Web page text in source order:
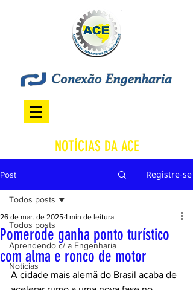
NOTÍCIAS DA ACE
Post Registre-se
Todos posts
Aprendendo c/ a Engenharia
Notícias
Todos posts
Pomerode ganha ponto turístico
com alma e ronco de motor
26 de mar. de 2025 1 min de leitura
A cidade mais alemã do Brasil acaba de